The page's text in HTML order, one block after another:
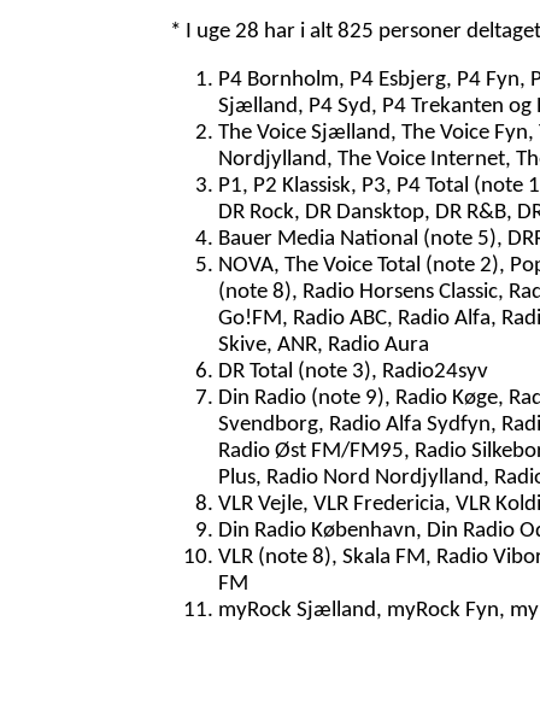
* I uge 28 har i alt 825 personer
P4 Bornholm, P4 Esbjerg, P4
Sjælland, P4 Syd, P4 Trekanten
The Voice Sjælland, The Voice
Nordjylland, The Voice Internet,
P1, P2 Klassisk, P3, P4 Total (note
DR Rock, DR Dansktop, DR R&B,
Bauer Media National (note 5),
NOVA, The Voice Total (note 2),
(note 8), Radio Horsens Classic,
Go!FM, Radio ABC, Radio Alfa,
Skive, ANR, Radio Aura
DR Total (note 3), Radio24syv
Din Radio (note 9), Radio Køge,
Svendborg, Radio Alfa Sydfyn,
Radio Øst FM/FM95, Radio
Plus, Radio Nord Nordjylland,
VLR Vejle, VLR Fredericia, VLR
Din Radio København, Din Radio
VLR (note 8), Skala FM, Radio
FM
myRock Sjælland, myRock Fyn,